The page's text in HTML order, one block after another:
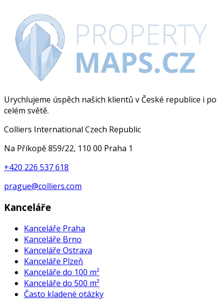
Urychlujeme úspěch našich klientů v České republice i po
celém světě.
Colliers International Czech Republic
Na Příkopě 859/22, 110 00 Praha 1
+420 226 537 618
prague@colliers.com
Kanceláře
Kanceláře Praha
Kanceláře Brno
Kanceláře Ostrava
Kanceláře Plzeň
Kanceláře do 100 m²
Kanceláře do 500 m²
Často kladené otázky